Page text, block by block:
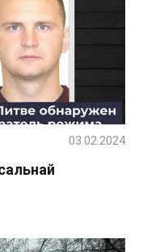
03.02.2024